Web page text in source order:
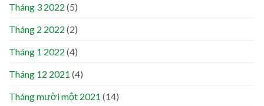
Tháng 3 2022 (5)
Tháng 2 2022 (2)
Tháng 1 2022 (4)
Tháng 12 2021 (4)
Tháng mười một 2021 (14)